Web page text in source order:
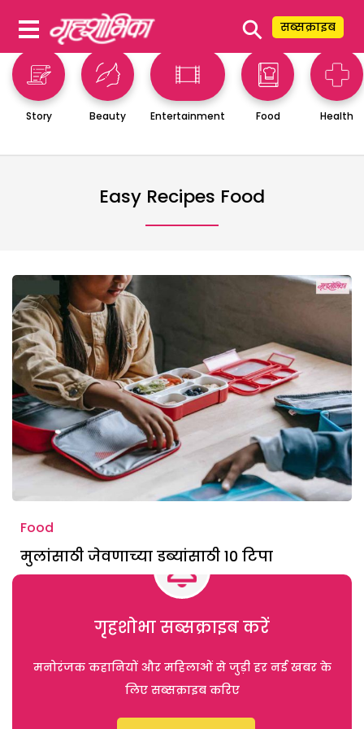
⚲ सब्सक्राइब
Story Beauty Entertainment Food Health
Easy Recipes Food
Food
मुलांसाठी जेवणाच्या डब्यांसाठी 10 टिपा
गृहशोभा सब्सक्राइब करें
मनोरंजक कहानियों और महिलाओं से जुड़ी हर नई खबर के
लिए सब्सक्राइब करिए